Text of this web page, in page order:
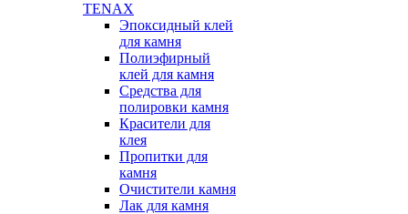
TENAX
Эпоксидный клей
для камня
Полиэфирный
клей для камня
Средства для
полировки камня
Красители для
клея
Пропитки для
камня
Очистители камня
Лак для камня